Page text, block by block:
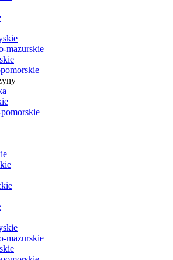
mazurskie
mazurskie